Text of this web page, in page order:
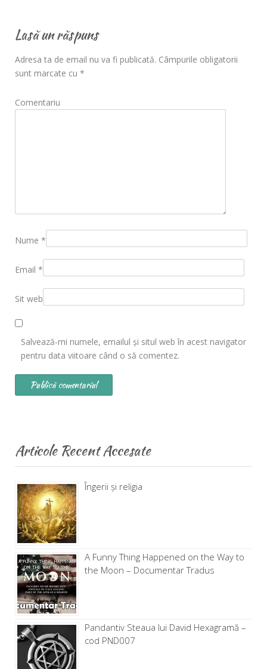
Lasă un răspuns
Adresa ta de email nu va fi publicată. Câmpurile obligatorii
sunt marcate cu *
Comentariu
Nume *
Email *
Sit web
Salvează-mi numele, emailul și situl web în acest navigator
pentru data viitoare când o să comentez.
Articole Recent Accesate
Îngerii și religia
A Funny Thing Happened on the Way to
the Moon – Documentar Tradus
Pandantiv Steaua lui David Hexagramă –
cod PND007